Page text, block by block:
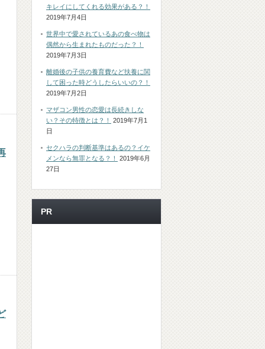
キレイにしてくれる効果がある？！
2019年7月4日
世界中で愛されているあの食べ物は
偶然から生まれたものだった？！
2019年7月3日
離婚後の子供の養育費など扶養に関
して困った時どうしたらいいの？！
2019年7月2日
マザコン男性の恋愛は長続きしな
い？その特徴とは？！
2019年7月1
日
セクハラの判断基準はあるの？イケ
メンなら無罪となる？！
2019年6月
27日
PR